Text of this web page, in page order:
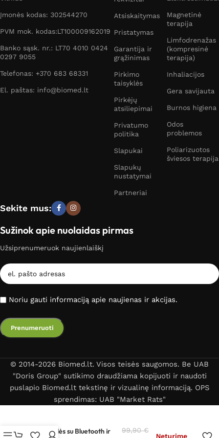
Įmonės kodas: 302544270
PVM mok. kodas:LT100009162019
Banko sąsk. nr.: LT70 4010 0424
0297 9055
Telefonas: +370 683 68331
El. paštas: info@biomed.lt
Atsiskaitymas
Pristatymas
Garantija ir
grąžinimas
Pirkimo
taisyklės
Pirkėjų
atsiliepimai
Privatumo
politika
Slapukai
Slapukų
nustatymai
Partneriai
Magnetinė
terapija
Limfodrenažas
(kompresinė
terapija)
Inhaliacijos
Gera savijauta
Burnos higiena
Odos
problemos
Poliarizuotos
šviesos terapija
Sekite mus:
Sužinok apie nuolaidas pirmas
Užsiprenumeruok naujienlaiškį
Noriu gauti informaciją apie naujienas ir akcijas.
© 2014-2026 Biomed.lt. Visos teisės saugomos. Be UAB
"Doris Group" sutikimo draudžiama kopijuoti ir naudoti
puslapio Biomed.lt tekstinę ir vizualinę informaciją. OPS
sprendimas: UAB "Market Rats"
svarstyklės su Bluetooth ir
99,90€
Neturime